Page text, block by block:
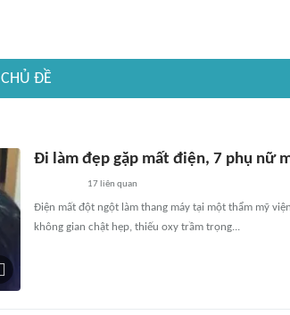
CHỦ ĐỀ
Đi làm đẹp gặp mất điện, 7 phụ nữ
17 liên quan
Điện mất đột ngột làm thang máy tại một thẩm mỹ
không gian chật hẹp, thiếu oxy trầm trọng...